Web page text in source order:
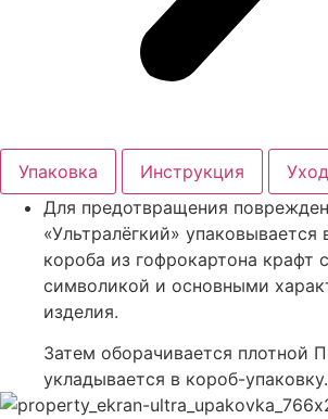
Упаковка Инструкция
Для предотвращения
«Ультралёгкий»
короба из гофрокартона крафт
символикой и основными
изделия.
Затем оборачивается плотной
укладывается в короб-упаковку.